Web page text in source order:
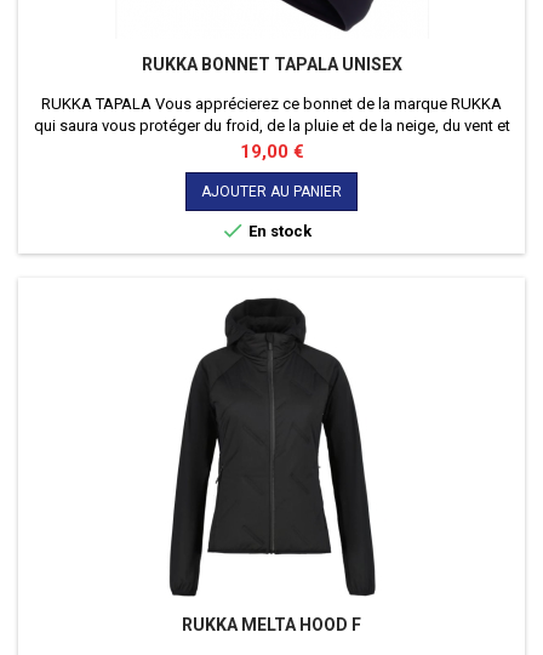
RUKKA BONNET TAPALA UNISEX
RUKKA TAPALA Vous apprécierez ce bonnet de la marque RUKKA
qui saura vous protéger du froid, de la pluie et de la neige, du vent et
de la tempête de neige !
Prix
19,00 €
AJOUTER AU PANIER
 En stock
RUKKA MELTA HOOD F